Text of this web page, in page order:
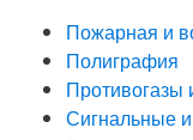
Пожарная и
Полиграфия
Сигнальные